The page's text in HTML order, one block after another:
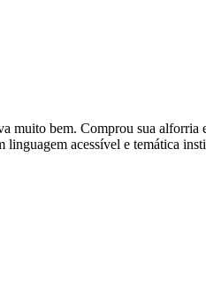
bem. Comprou sua
linguagem acessível e temática